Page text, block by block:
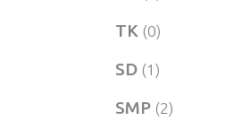
TK (0)
SD (1)
SMP (2)